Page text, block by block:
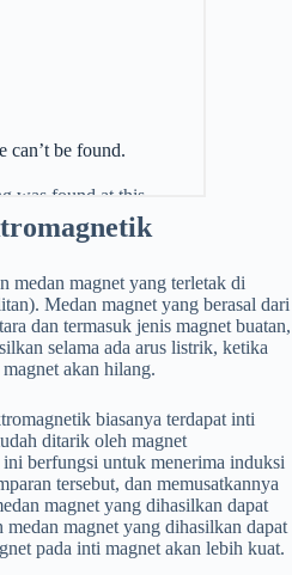
medan magnet yang terletak di
Medan magnet yang berasal dari
dan termasuk jenis magnet buatan,
selama ada arus listrik, ketika
akan hilang.
biasanya terdapat inti
ditarik oleh magnet
berfungsi untuk menerima induksi
tersebut, dan memusatkannya
magnet yang dihasilkan dapat
magnet yang dihasilkan dapat
pada inti magnet akan lebih kuat.